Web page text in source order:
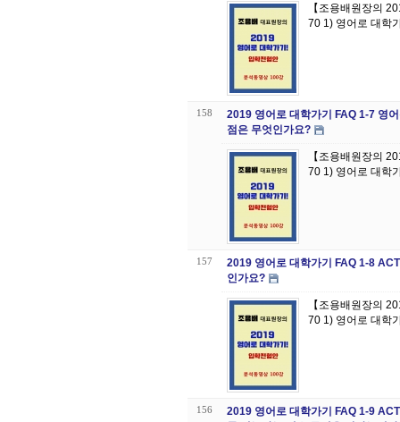
【조용배원장의
70 1) 영어로 대학
158
2019 영어로 대학가기 FAQ 1-7 영
점은 무엇인가요?
【조용배원장의
70 1) 영어로 대학
157
2019 영어로 대학가기 FAQ 1-8
인가요?
【조용배원장의
70 1) 영어로 대학
156
2019 영어로 대학가기 FAQ 1-9